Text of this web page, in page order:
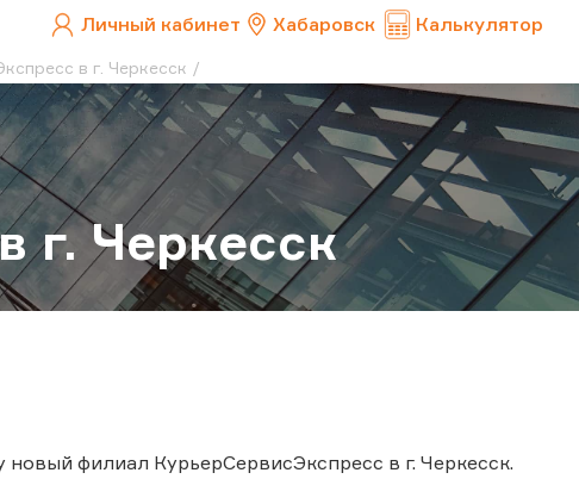
Личный кабинет Хабаровск Калькулятор
в г. Черкесск
г. Черкесск
филиал КурьерСервисЭкспресс в г. Черкесск.